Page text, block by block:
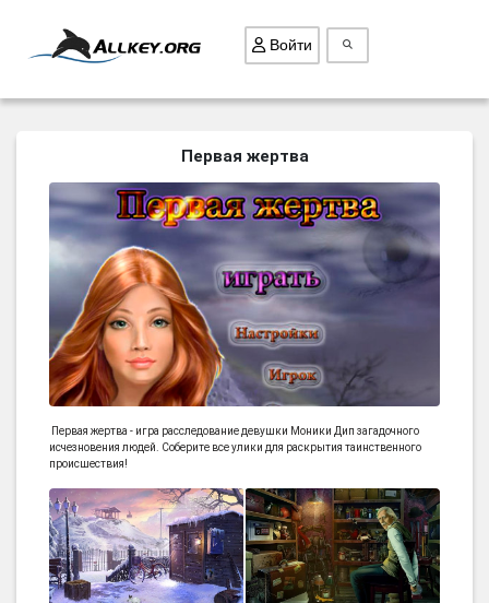
ПОИСК ПРЕДМЕТОВ
ГОЛОВОЛОМКИ
БИЗНЕС
ТРИ-В-РЯД
СТРАТЕГИИ
СТРЕЛЯЛКИ
КВЕСТ
КАК СКАЧАТЬ
НОВОСТИ
Войти
Первая жертва
Первая жертва - игра расследование девушки Моники Дип загадочного
исчезновения людей. Соберите все улики для раскрытия таинственного
происшествия!